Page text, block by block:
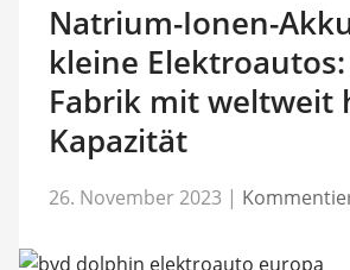
Natrium-Ionen-
kleine Elektroautos:
Fabrik mit weltweit
Kapazität
26. November 2023 |